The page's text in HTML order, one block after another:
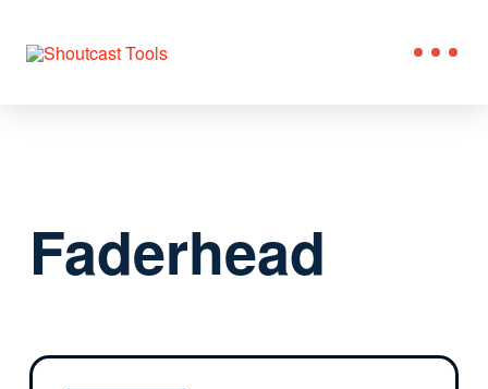
Faderhead